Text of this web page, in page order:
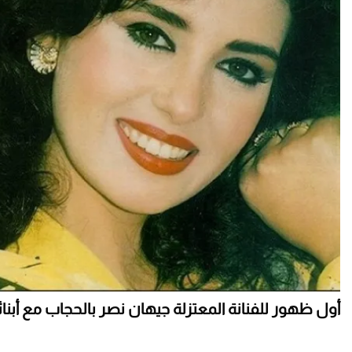
أول ظهور للفنانة المعتزلة جيهان نصر بالحجاب مع